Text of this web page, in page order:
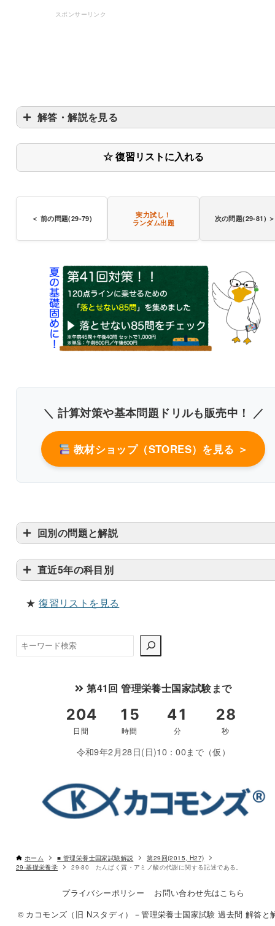
スポンサーリンク
解答・解説を見る
基礎栄養学
☆ 復習リストに入れる
＜ 前の問題(29-79)
実力試し！
ランダム出題
次の問題(29-81) ＞
＼ 計算対策や基本問題ドリルも販売中！ ／
教材ショップ（STORES）を見る ＞
回別の問題と解説
直近5年の科目別
★復習リストを見る
検
索
第41回 管理栄養士国家試験まで
令和9年2月28日(日)10：00まで（仮）
ホーム ■ 管理栄養士国家試験解説
第29回(2015, H27)
29-基礎栄養学
29-80 たんぱく質・アミノ酸の代謝に関する記述である。
プライバシーポリシー
お問い合わせ先はこちら
© カコモンズ（旧 Nスタディ）－管理栄養士国家試験 過去問 解答と